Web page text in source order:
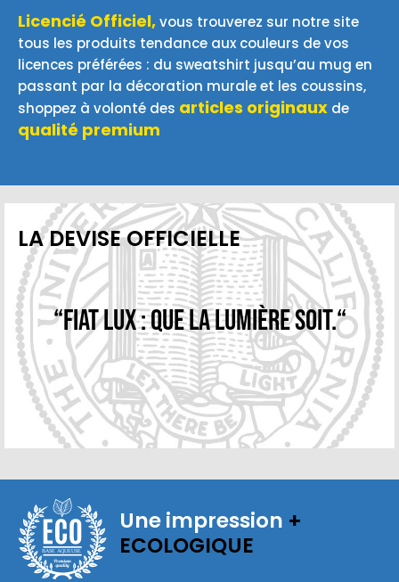
Licencié Officiel,vous trouverez sur notre site
tous les produits tendance aux couleurs de vos
licences préférées : du sweatshirt jusqu’au mug en
passant par la décoration murale et les coussins,
shoppez à volonté des articles originaux de
qualité premium
LA DEVISE OFFICIELLE
“Fiat Lux : Que la lumière soit.“
BASE AQUEUSE
Une impression +
ECOLOGIQUE